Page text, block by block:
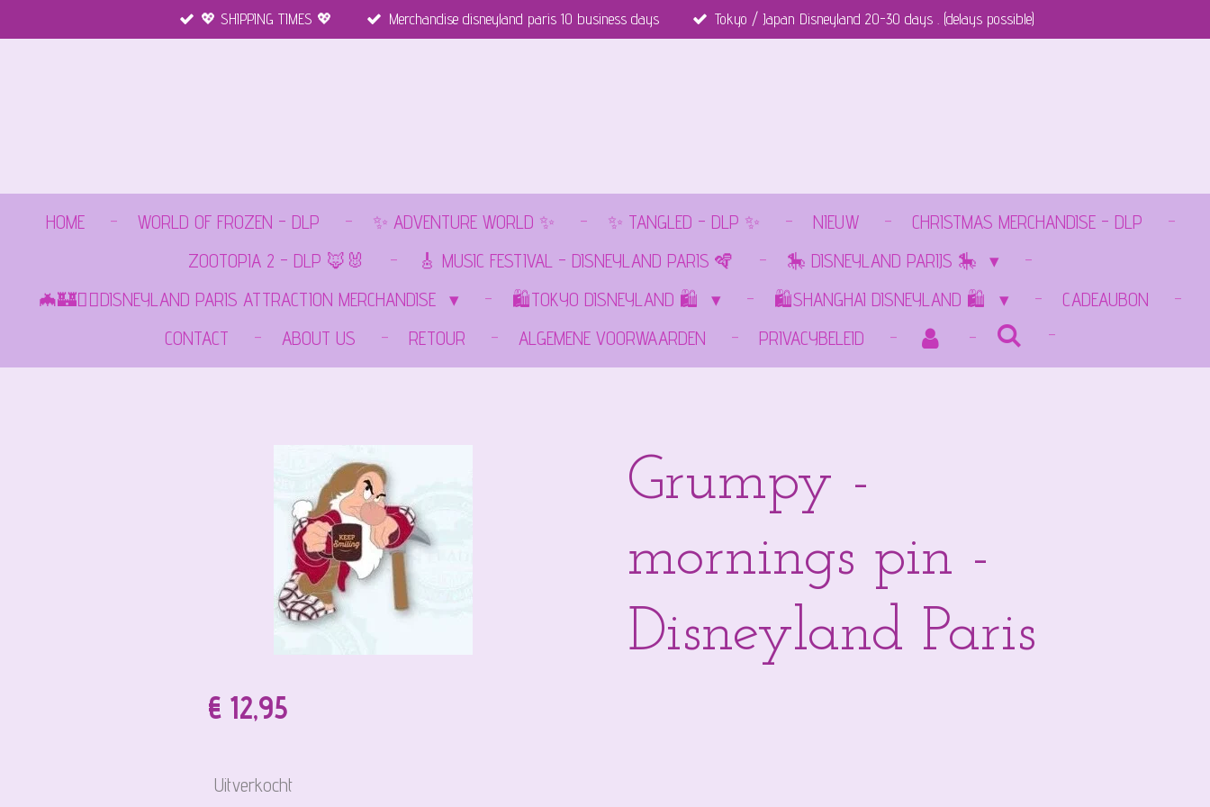
direct
💖 SHIPPING TIMES 💖 Merchandise disneyland paris 10 business days Tokyo / Japan Disneyland 20-30 days . (delays possible)
HOME WORLD OF FROZEN - DLP ✨ ADVENTURE WORLD ✨ ✨ TANGLED - DLP ✨ NIEUW
CHRISTMAS MERCHANDISE - DLP
ZOOTOPIA 2 - DLP 🦊🐰
🎸 MUSIC FESTIVAL - DISNEYLAND PARIS 🪇
🎠 DISNEYLAND PARIJS 🎠
🦇🏰🏴‍☠️DISNEYLAND PARIS ATTRACTION MERCHANDISE
🛍️TOKYO DISNEYLAND 🛍️ 🛍️SHANGHAI DISNEYLAND 🛍️
CADEAUBON
CONTACT
ABOUT US RETOUR ALGEMENE VOORWAARDEN PRIVACYBELEID
Grumpy -
mornings pin -
Disneyland Paris
€ 12,95
Uitverkocht